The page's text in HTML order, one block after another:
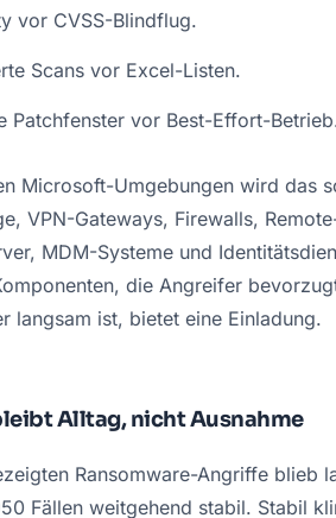
vor CVSS-Blindflug.
Scans vor Excel-Listen.
Patchfenster vor Best-Effort-
Microsoft-Umgebungen wird das
VPN-Gateways, Firewalls,
MDM-Systeme und
die Angreifer
langsam ist, bietet eine Einladung.
Alltag, nicht Ausnahme
Ransomware-Angriffe blieb
Fällen weitgehend stabil. Stabil